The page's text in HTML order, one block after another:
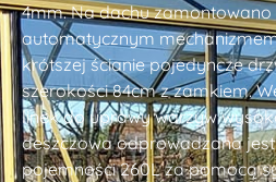
4mm. Na dachu
automatycznym
krótszej ścianie pojedyncze
szerokości 84cm z zamkiem.
linek do uprawy warzyw
deszczowa odprowadzana
pojemności 260L za pomocą